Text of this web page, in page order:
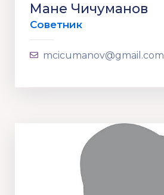
Мане Чичуманов
Советник
mcicumanov@gmail.com